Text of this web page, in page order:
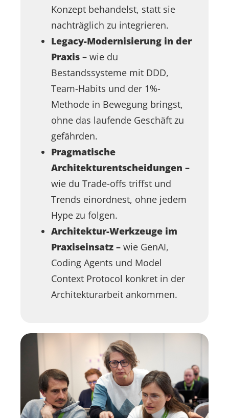
Konzept behandelst, statt sie
nachträglich zu integrieren.
Legacy-Modernisierung in der
Praxis – wie du
Bestandssysteme mit DDD,
Team-Habits und der 1%-
Methode in Bewegung bringst,
ohne das laufende Geschäft zu
gefährden.
Pragmatische
Architekturentscheidungen –
wie du Trade-offs triffst und
Trends einordnest, ohne jedem
Hype zu folgen.
Architektur-Werkzeuge im
Praxiseinsatz – wie GenAI,
Coding Agents und Model
Context Protocol konkret in der
Architekturarbeit ankommen.